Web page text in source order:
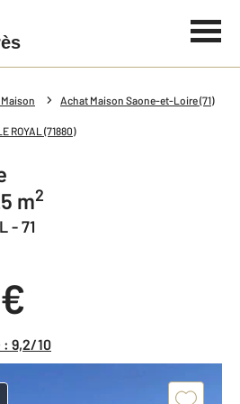
Achat Maison Saone-et-Loire (71)
ROYAL (71880)
m2
- 71
: 9,2/10